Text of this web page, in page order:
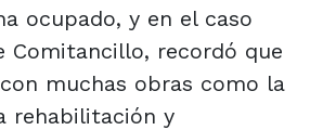
ocupado, y en el caso
Comitancillo, recordó que
muchas obras como la
rehabilitación y